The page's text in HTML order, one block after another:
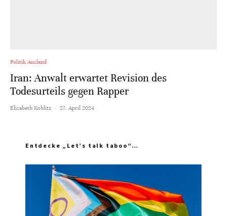
Politik Ausland
Iran: Anwalt erwartet Revision des
Todesurteils gegen Rapper
Elisabeth Koblitz · 27. April 2024
Entdecke „Let’s talk taboo“…